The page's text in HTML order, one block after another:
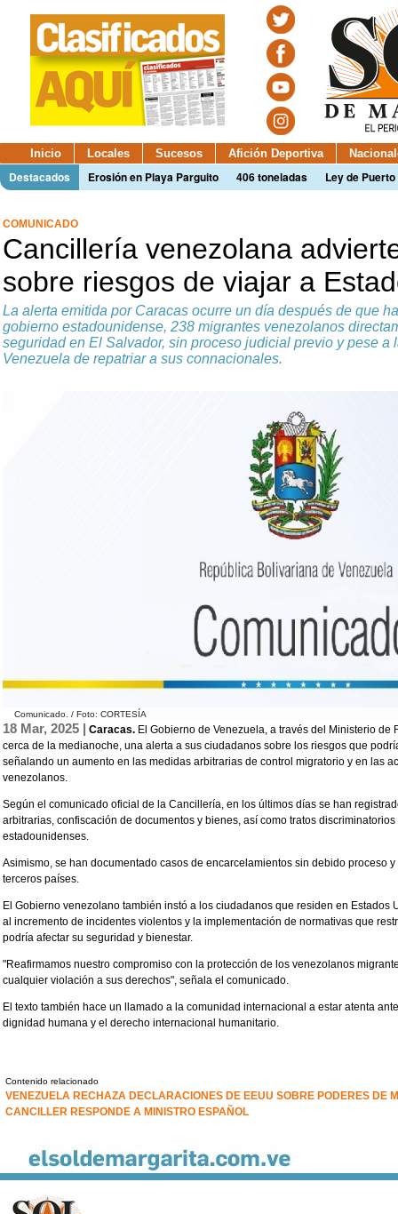
Inicio Locales Sucesos Afición Deportiva
Destacados Erosión en Playa Parguito 406 toneladas Ley de
COMUNICADO
Cancillería venezolana
sobre riesgos de viajar a
La alerta emitida por Caracas ocurre un día después de que
gobierno estadounidense, 238 migrantes venezolanos
seguridad en El Salvador, sin proceso judicial previo y pese a
Venezuela de repatriar a sus connacionales.
Comunicado. / Foto: CORTESÍA
18 Mar, 2025 | Caracas. El Gobierno de Venezuela, a través del Ministerio
cerca de la medianoche, una alerta a sus ciudadanos sobre los riesgos que
señalando un aumento en las medidas arbitrarias de control migratorio y en las
venezolanos.
Según el comunicado oficial de la Cancillería, en los últimos días se han
arbitrarias, confiscación de documentos y bienes, así como tratos
estadounidenses.
Asimismo, se han documentado casos de encarcelamientos sin debido proceso
terceros países.
El Gobierno venezolano también instó a los ciudadanos que residen en Estados
al incremento de incidentes violentos y la implementación de normativas que
podría afectar su seguridad y bienestar.
"Reafirmamos nuestro compromiso con la protección de los venezolanos
cualquier violación a sus derechos", señala el comunicado.
El texto también hace un llamado a la comunidad internacional a estar atenta
dignidad humana y el derecho internacional humanitario.
Contenido relacionado
VENEZUELA RECHAZA DECLARACIONES DE EEUU SOBRE PODERES DE
CANCILLER RESPONDE A MINISTRO ESPAÑOL